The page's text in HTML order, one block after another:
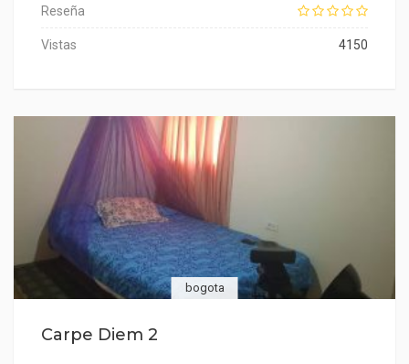
Reseña
Vistas 4150
bogota
Carpe Diem 2